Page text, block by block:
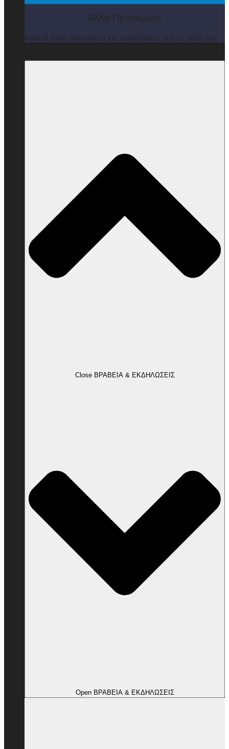
Άλλα Προνόμοια
Αρκετά άλλα προνόμοια και ωφελήματα για τα μέλη μας
Close ΒΡΑΒΕΙΑ & ΕΚΔΗΛΩΣΕΙΣ
Open ΒΡΑΒΕΙΑ & ΕΚΔΗΛΩΣΕΙΣ